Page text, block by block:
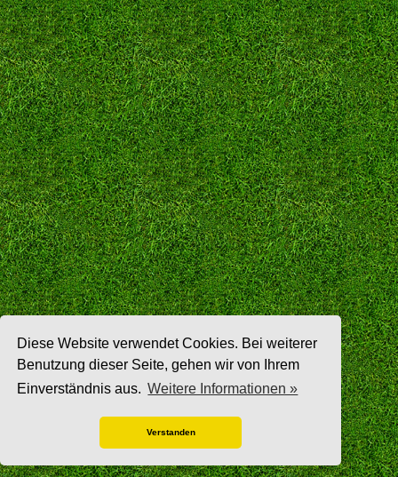
Diese Website verwendet Cookies. Bei weiterer
Benutzung dieser Seite, gehen wir von Ihrem
Einverständnis aus. Weitere Informationen »
Verstanden